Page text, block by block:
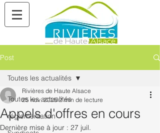
Post
Toutes les actualités
réglementation
Toutes les actualités
Appels d'offres en cours
Rivières de Haute Alsace
25 nov. 2025 2 min de lecture
Dernière mise à jour : 27 juil.